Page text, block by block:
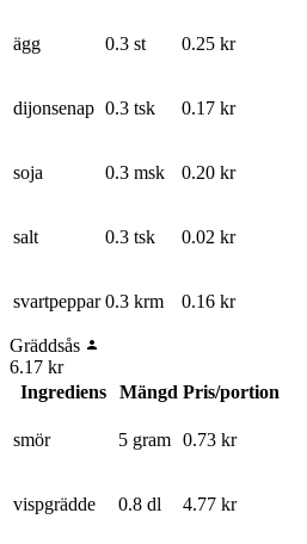
ägg 0.3 st 0.25 kr
dijonsenap 0.3 tsk 0.17 kr
soja 0.3 msk 0.20 kr
salt 0.3 tsk 0.02 kr
svartpeppar 0.3 krm 0.16 kr
Gräddsås
6.17 kr
Ingrediens
Mängd Pris/portion
smör 5 gram 0.73 kr
vispgrädde 0.8 dl 4.77 kr